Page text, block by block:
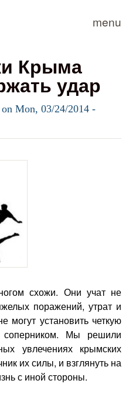
menu
Крыма
удар
on Mon, 03/24/2014 -
схожи. Они учат не
поражений, утрат и
могут установить четкую
Мы решили
увлечениях крымских
их силы, и взглянуть на
с иной стороны.